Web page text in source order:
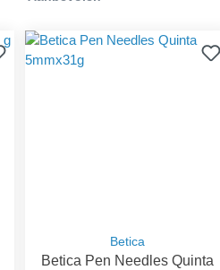
Betica
Betica Pen Needles Quinta